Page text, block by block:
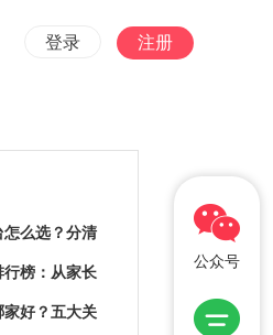
登录 注册
怎么选？分清
行榜：从家长
家好？五大关
公众号